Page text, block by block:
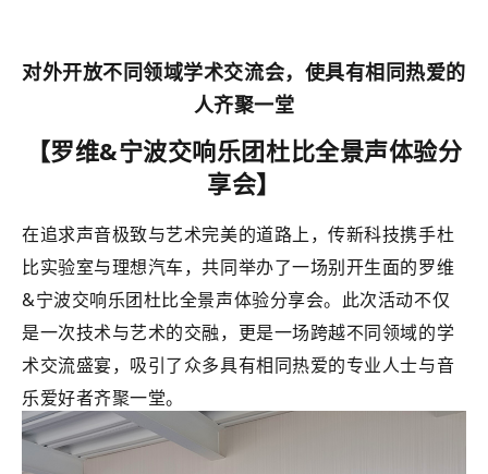
对外开放不同领域学术交流会， 使具有相同热爱的
人齐聚一堂
【罗维&宁波交响乐团杜比全景声体验分
享会】
在追求声音极致与艺术完美的道路上，传新科技携手杜
比实验室与理想汽车，共同举办了一场别开生面的罗维
&宁波交响乐团杜比全景声体验分享会。此次活动不仅
是一次技术与艺术的交融，更是一场跨越不同领域的学
术交流盛宴，吸引了众多具有相同热爱的专业人士与音
乐爱好者齐聚一堂。